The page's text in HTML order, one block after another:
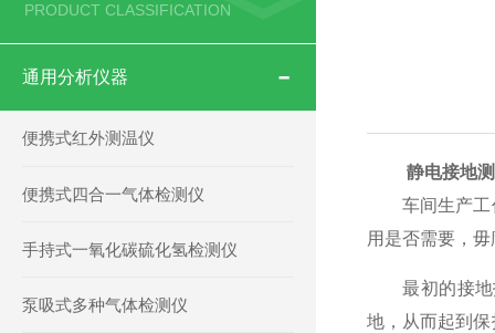
PRODUCT CLASSIFICATION
通用分析仪器
便携式红外测温仪
便携式四合一气体检测仪
手持式一氧化碳硫化氢检测仪
泵吸式多种气体检测仪
静电接地
车间生产工作
用是否需要，
最初的接地技
地，从而起到